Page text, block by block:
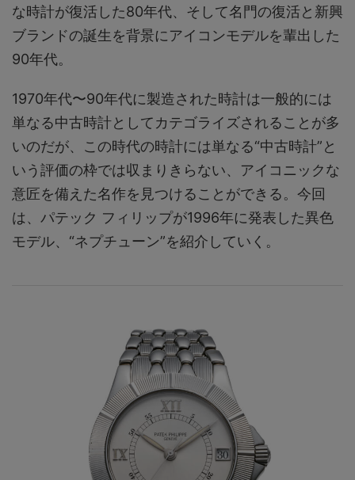
な時計が復活した80年代、そして名門の復活と新興
ブランドの誕生を背景にアイコンモデルを輩出した
90年代。
1970年代〜90年代に製造された時計は一般的には
単なる中古時計としてカテゴライズされることが多
いのだが、この時代の時計には単なる“中古時計”と
いう評価の枠では収まりきらない、アイコニックな
意匠を備えた名作を見つけることができる。今回
は、パテック フィリップが1996年に発表した異色
モデル、“ネプチューン”を紹介していく。